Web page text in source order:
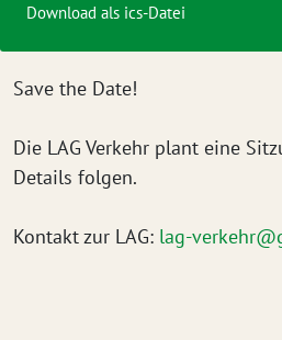
Save the Date!
Die LAG Verkehr plant eine
Details folgen.
Kontakt zur LAG: lag-
Download als ics-Datei